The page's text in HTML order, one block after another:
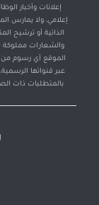
إعلانات وأخبار
إعلامي، ولا يمارس
الذاتية أو ترشيح
والشعارات مملوكة
الموقع أي رسوم من
عبر قنواتها
بالمتطلبات ذات